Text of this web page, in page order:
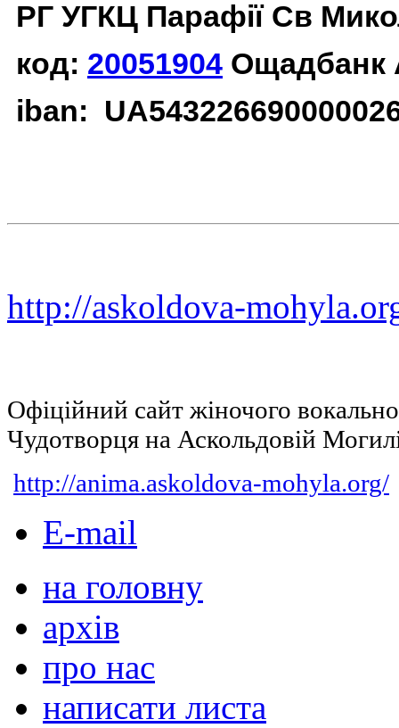
РГ УГКЦ Парафії Св
код: 20051904 Ощадбанк
iban:
http://askoldova-
Офіційний сайт жіночого
Чудотворця на Аскольдовій
http://anima.askoldova-mohyla.org/
E-mail
на головну
архів
про нас
написати листа